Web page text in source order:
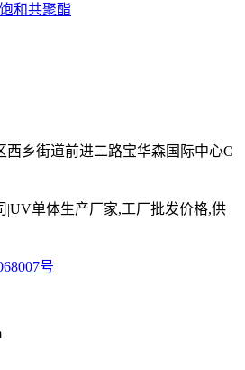
和共聚酯
西乡街道前进二路宝华森国际中心C
|UV单体生产厂家,工厂批发价格,供
号